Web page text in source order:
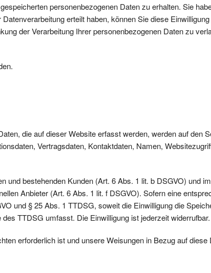
personenbezogenen Daten zu erhalten. Sie
erteilt haben, können Sie diese
der Verarbeitung Ihrer personenbezogenen Daten zu
die auf dieser Website erfasst werden, werden auf den
Vertragsdaten, Kontaktdaten, Namen,
bestehenden Kunden (Art. 6 Abs. 1 lit. b DSGVO) und
Anbieter (Art. 6 Abs. 1 lit. f DSGVO). Sofern eine
und § 25 Abs. 1 TTDSG, soweit die Einwilligung die
TTDSG umfasst. Die Einwilligung ist jederzeit widerrufbar.
erforderlich ist und unsere Weisungen in Bezug auf diese